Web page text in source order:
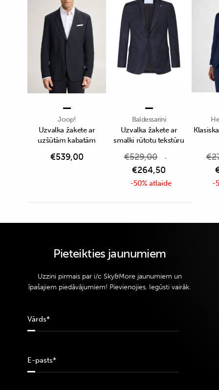
Joop!
Uzvalka žakete ar
uzšūtām kabatām
€539,00
Baldessarini
Uzvalka žakete ar
smalki rūtotu tekstūru
€529,00
€264,50
-50% atlaide
€
-
Pieteikties jaunumiem
Uzzini pirmais par i/c Sky&More jaunumiem un
īpašajiem piedāvājumiem! Pievienojies. Iegūsti vairāk.